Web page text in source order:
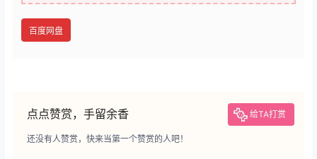
百度网盘
点点赞赏，手留余香 给TA打赏
还没有人赞赏，快来当第一个赞赏的人吧！